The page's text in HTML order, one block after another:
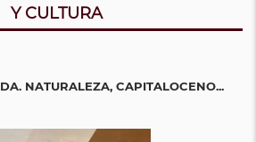
Y CULTURA
NATURALEZA, CAPITALOCENO...